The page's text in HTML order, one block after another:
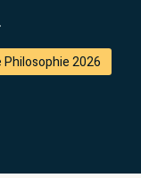
2026